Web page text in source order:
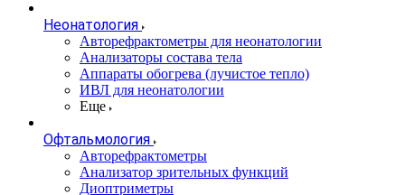
Неонатология
Авторефрактометры для неонатологии
Анализаторы состава тела
Аппараты обогрева (лучистое тепло)
ИВЛ для неонатологии
Еще
Офтальмология
Авторефрактометры
Анализатор зрительных функций
Диоптриметры